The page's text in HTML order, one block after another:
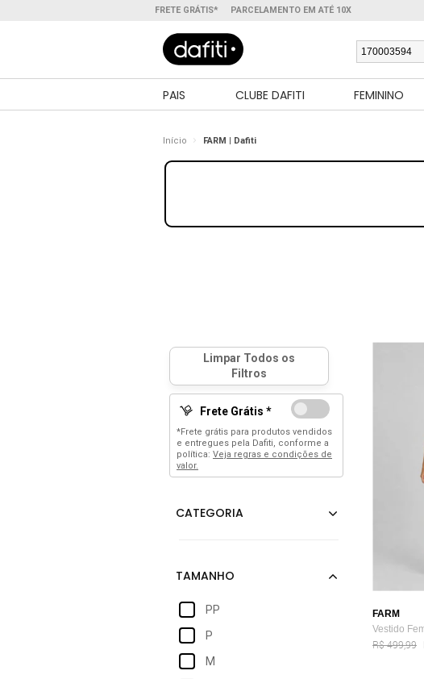
FRETE GRÁTIS* PARCELAMENTO EM ATÉ 10X
PAIS CLUBE DAFITI FEMININO
Início FARM | Dafiti
Frete Grátis *
*Frete grátis para produtos vendidos
e entregues pela Dafiti, conforme a
política: Veja regras e condições de
valor.
PP
P
M
FARM
R$ 499,99